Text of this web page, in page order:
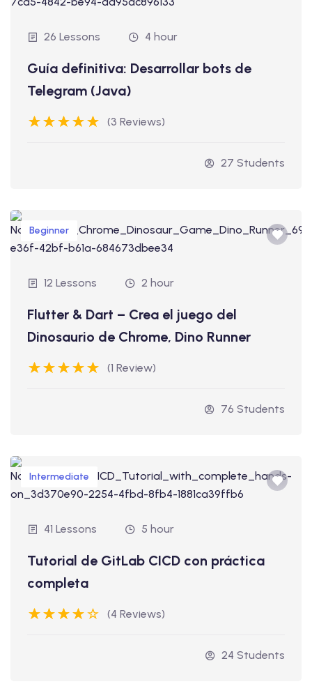
26 Lessons 4 hour
Guía definitiva: Desarrollar bots de
Telegram (Java)
(3 Reviews)
27 Students
Beginner
12 Lessons 2 hour
Flutter & Dart – Crea el juego del
Dinosaurio de Chrome, Dino Runner
(1 Review)
76 Students
Intermediate
41 Lessons 5 hour
Tutorial de GitLab CICD con práctica
completa
(4 Reviews)
24 Students